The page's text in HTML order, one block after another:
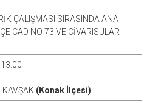
ÇALIŞMASI SIRASINDA ANA
CAD NO 73 VE CİVARISULAR
(Konak İlçesi)